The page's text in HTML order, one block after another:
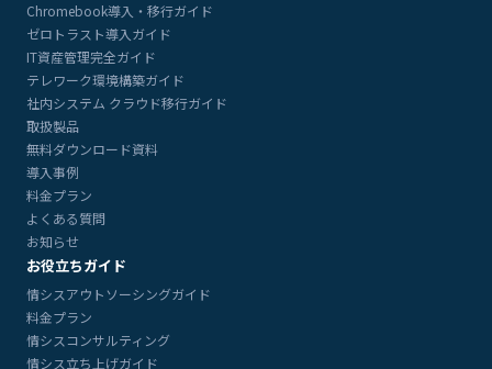
Chromebook導入・移行ガイド
ゼロトラスト導入ガイド
IT資産管理完全ガイド
テレワーク環境構築ガイド
社内システム クラウド移行ガイド
取扱製品
無料ダウンロード資料
導入事例
料金プラン
よくある質問
お知らせ
お役立ちガイド
情シスアウトソーシングガイド
料金プラン
情シスコンサルティング
情シス立ち上げガイド